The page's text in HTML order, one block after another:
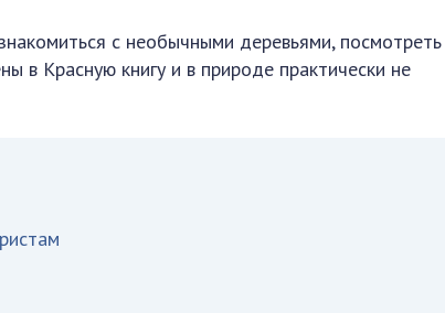
с необычными деревьями,
в Красную книгу и в природе практически не